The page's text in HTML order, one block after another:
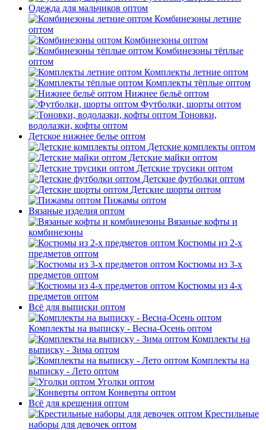
Одежда для мальчиков оптом
Комбинезоны летние
оптом
Комбинезоны оптом
Комбинезоны тёплые
оптом
Комплекты летние оптом
Комплекты тёплые оптом
Нижнее бельё оптом
Футболки, шорты оптом
Тоновки,
водолазки, кофты оптом
Детское нижнее белье оптом
Детские комплекты оптом
Детские майки оптом
Детские трусики оптом
Детские футболки оптом
Детские шорты оптом
Пижамы оптом
Вязаные изделия оптом
Вязаные кофты и
комбинезоны
Костюмы из 2-х
предметов оптом
Костюмы из 3-х
предметов оптом
Костюмы из 4-х
предметов оптом
Всё для выписки оптом
Комплекты на выписку - Весна-Осень оптом
Комплекты на
выписку - Зима оптом
Комплекты на
выписку - Лето оптом
Уголки оптом
Конверты оптом
Всё для крещения оптом
Крестильные
наборы для девочек оптом